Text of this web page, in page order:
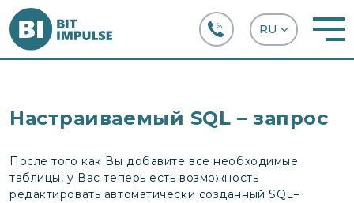
Настраиваемый SQL – запрос
После того как Вы добавите все необходимые
таблицы, у Вас теперь есть возможность
редактировать автоматически созданный SQL–